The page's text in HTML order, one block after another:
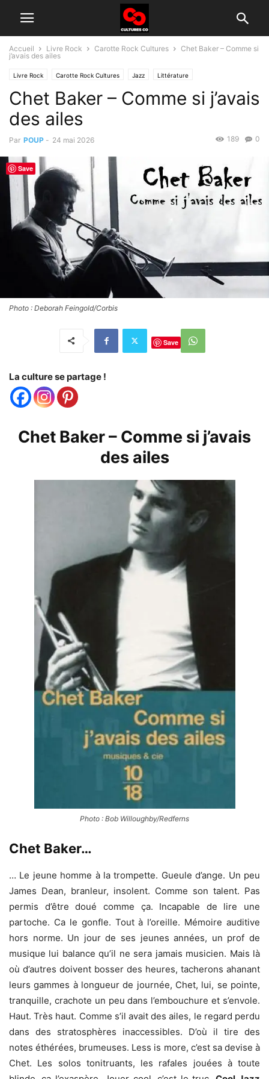
Accueil Livre Rock Carotte Rock Cultures
Chet Baker – Comme si
j’avais des ailes
Livre Rock Carotte Rock Cultures Jazz Littérature
Chet Baker – Comme si j’avais
des ailes
Par POUP - 24 mai 2026 0
189
Photo : Deborah Feingold/Corbis
Save
La culture se partage !
Chet Baker – Comme si j’avais
des ailes
Photo : Bob Willoughby/Redferns
Chet Baker…
… Le jeune homme à la trompette. Gueule d’ange. Un peu
James Dean, branleur, insolent. Comme son talent. Pas
permis d’être doué comme ça. Incapable de lire une
partoche. Ca le gonfle. Tout à l’oreille. Mémoire auditive
hors norme. Un jour de ses jeunes années, un prof de
musique lui balance qu’il ne sera jamais musicien. Mais là
où d’autres doivent bosser des heures, tacherons ahanant
leurs gammes à longueur de journée, Chet, lui, se pointe,
tranquille, crachote un peu dans l’embouchure et s’envole.
Haut. Très haut. Comme s’il avait des ailes, le regard perdu
dans des stratosphères inaccessibles. D’où il tire des
notes éthérées, brumeuses. Less is more, c’est sa devise à
Chet. Les solos tonitruants, les rafales jouées à toute
Save